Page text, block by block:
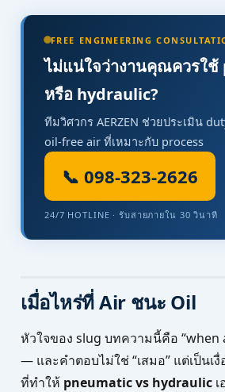
FREE ENGINEERING
ไม่แน่ใจว่างานคุณควรใ
หรือ hydraulic?
ทีมวิศวกร AERZEN ช่วยประเมิน
oil-free air ที่เหมาะกับ process
📞 098-323-2626
24/7 HOTLINE · รับสายภายใน 30 วินาที
เมื่อไหร่ที่ Air ชนะ Oil
หัวใจของ slug บทความนี้คือ “when
— และคำตอบไม่ใช่ “เสมอ” แต่เป็นเ
ที่ทำให้ pneumatic vs hydraulicเ